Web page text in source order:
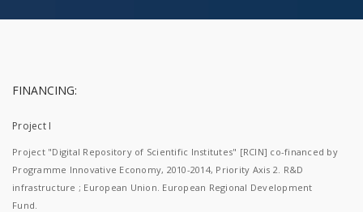
FINANCING:
Project I
Project "Digital Repository of Scientific Institutes" [RCIN] co-financed by
Programme Innovative Economy, 2010-2014, Priority Axis 2. R&D
infrastructure ; European Union. European Regional Development
Fund.